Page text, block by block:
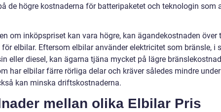
de högre kostnaderna för batteripaketet och teknologin som
om inköpspriset kan vara högre, kan ägandekostnaden över
elbilar. Eftersom elbilar använder elektricitet som bränsle, i
eller diesel, kan ägarna tjäna mycket på lägre
har elbilar färre rörliga delar och kräver således mindre
kan minska driftskostnaderna.
mellan olika Elbilar Pris